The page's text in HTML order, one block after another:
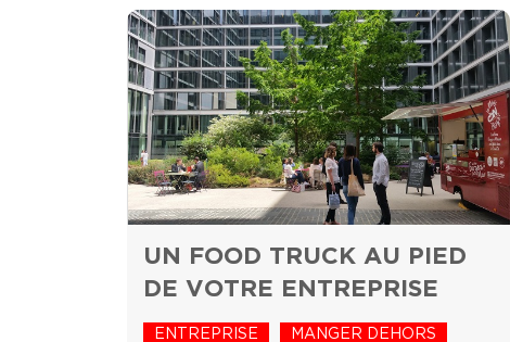
UN FOOD TRUCK AU PIED
DE VOTRE ENTREPRISE
ENTREPRISE MANGER DEHORS